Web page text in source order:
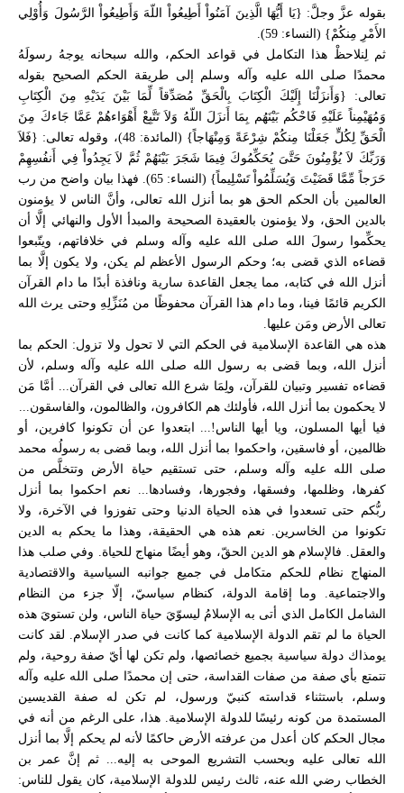
بقوله عزَّ وجلَّ: {يَا أَيُّهَا الَّذِينَ آمَنُواْ أَطِيعُواْ اللّهَ وَأَطِيعُواْ الرَّسُولَ وَأُوْلِي
الأَمْرِ مِنكُمْ} (النساء: 59).
ثم لِنلاحظْ هذا التكامل في قواعد الحكم، والله سبحانه يوجهُ رسولَهُ
محمدًا صلى الله عليه وآله وسلم إلى طريقة الحكم الصحيح بقوله
تعالى: {وَأَنزَلْنَا إِلَيْكَ الْكِتَابَ بِالْحَقِّ مُصَدِّقاً لِّمَا بَيْنَ يَدَيْهِ مِنَ الْكِتَابِ
وَمُهَيْمِناً عَلَيْهِ فَاحْكُم بَيْنَهُم بِمَا أَنزَلَ اللّهُ وَلاَ تَتَّبِعْ أَهْوَاءهُمْ عَمَّا جَاءكَ مِنَ
الْحَقِّ لِكُلٍّ جَعَلْنَا مِنكُمْ شِرْعَةً وَمِنْهَاجاً} (المائدة: 48)، وقوله تعالى: {فَلاَ
وَرَبِّكَ لاَ يُؤْمِنُونَ حَتَّىَ يُحَكِّمُوكَ فِيمَا شَجَرَ بَيْنَهُمْ ثُمَّ لاَ يَجِدُواْ فِي أَنفُسِهِمْ
حَرَجاً مِّمَّا قَضَيْتَ وَيُسَلِّمُواْ تَسْلِيماً} (النساء: 65). فهذا بيان واضح من رب
العالمين بأن الحكم الحق هو بما أنزل الله تعالى، وأنَّ الناس لا يؤمنون
بالدين الحق، ولا يؤمنون بالعقيدة الصحيحة والمبدأ الأول والنهائي إلَّا أن
يحكِّموا رسولَ الله صلى الله عليه وآله وسلم في خلافاتهم، ويتّبعوا
قضاءه الذي قضى به؛ وحكم الرسول الأعظم لم يكن، ولا يكون إلَّا بما
أنزل الله في كتابه، مما يجعل القاعدة سارية ونافذة أبدًا ما دام القرآن
الكريم قائمًا فينا، وما دام هذا القرآن محفوظًا من مُنَزِّلِهِ وحتى يرث الله
تعالى الأرض ومَن عليها.
هذه هي القاعدة الإسلامية في الحكم التي لا تحول ولا تزول: الحكم بما
أنزل الله، وبما قضى به رسول الله صلى الله عليه وآله وسلم، لأن
قضاءه تفسير وتبيان للقرآن، ولِمَا شرع الله تعالى في القرآن... أمَّا مَن
لا يحكمون بما أنزل الله، فأولئك هم الكافرون، والظالمون، والفاسقون...
فيا أيها المسلون، ويا أيها الناس!... ابتعدوا عن أن تكونوا كافرين، أو
ظالمين، أو فاسقين، واحكموا بما أنزل الله، وبما قضى به رسولُه محمد
صلى الله عليه وآله وسلم، حتى تستقيم حياة الأرض وتتخلَّص من
كفرها، وظلمها، وفسقها، وفجورها، وفسادها... نعم احكموا بما أنزل
ربُّكم حتى تسعدوا في هذه الحياة الدنيا وحتى تفوزوا في الآخرة، ولا
تكونوا من الخاسرين. نعم هذه هي الحقيقة، وهذا ما يحكم به الدين
والعقل. فالإسلام هو الدين الحقّ، وهو أيضًا منهاج للحياة. وفي صلب هذا
المنهاج نظام للحكم متكامل في جميع جوانبه السياسية والاقتصادية
والاجتماعية. وما إقامة الدولة، كنظام سياسيّ، إلّا جزء من النظام
الشامل الكامل الذي أتى به الإسلامُ ليسوّيَ حياة الناس، ولن تستويَ هذه
الحياة ما لم تقم الدولة الإسلامية كما كانت في صدر الإسلام. لقد كانت
يومذاك دولة سياسية بجميع خصائصها، ولم تكن لها أيّ صفة روحية، ولم
تتمتع بأي صفة من صفات القداسة، حتى إن محمدًا صلى الله عليه وآله
وسلم، باستثناء قداسته كنبيّ ورسول، لم تكن له صفة القديسين
المستمدة من كونه رئيسًا للدولة الإسلامية. هذا، على الرغم من أنه في
مجال الحكم كان أعدل من عرفته الأرض حاكمًا لأنه لم يحكم إلَّا بما أنزل
الله تعالى عليه وبحسب التشريع الموحى به إليه... ثم إنَّ عمر بن
الخطاب رضي الله عنه، ثالث رئيس للدولة الإسلامية، كان يقول للناس: